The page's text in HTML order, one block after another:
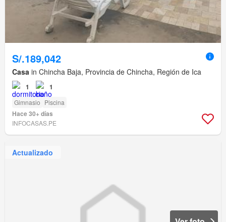
S/.189,042
Casa in Chincha Baja, Provincia de Chincha, Región de Ica
1 1
Gimnasio Piscina
Hace 30+ días
INFOCASAS.PE
Actualizado